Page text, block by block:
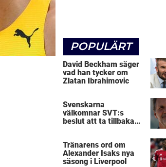
POPULÄRT
David Beckham säger
vad han tycker om
Zlatan Ibrahimovic
Svenskarna
välkomnar SVT:s
beslut att ta tillbaka
Tränarens ord om
Alexander Isaks nya
säsong i Liverpool